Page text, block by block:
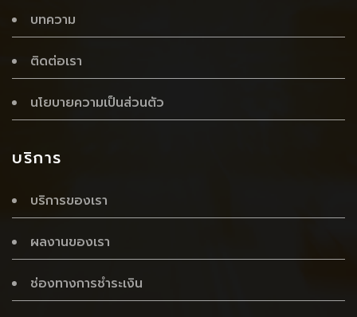
บทความ
ติดต่อเรา
นโยบายความเป็นส่วนตัว
บริการ
บริการของเรา
ผลงานของเรา
ช่องทางการชำระเงิน